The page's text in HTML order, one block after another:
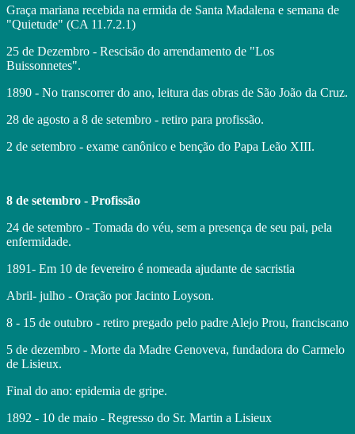
Graça mariana recebida na ermida de Santa Madalena e semana de
"Quietude" (CA 11.7.2.1)
25 de Dezembro - Rescisão do arrendamento de "Los
Buissonnetes".
1890 - No transcorrer do ano, leitura das obras de São João da Cruz.
28 de agosto a 8 de setembro - retiro para profissão.
2 de setembro - exame canônico e benção do Papa Leão XIII.
8 de setembro - Profissão
24 de setembro - Tomada do véu, sem a presença de seu pai, pela
enfermidade.
1891- Em 10 de fevereiro é nomeada ajudante de sacristia
Abril- julho - Oração por Jacinto Loyson.
8 - 15 de outubro - retiro pregado pelo padre Alejo Prou, franciscano
5 de dezembro - Morte da Madre Genoveva, fundadora do Carmelo
de Lisieux.
Final do ano: epidemia de gripe.
1892 - 10 de maio - Regresso do Sr. Martin a Lisieux